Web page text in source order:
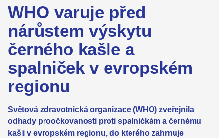
WHO varuje před
nárůstem výskytu
černého kašle a
spalniček v evropském
regionu
Světová zdravotnická organizace (WHO) zveřejnila
odhady proočkovanosti proti spalničkám a černému
kašli v evropském regionu, do kterého zahrnuje